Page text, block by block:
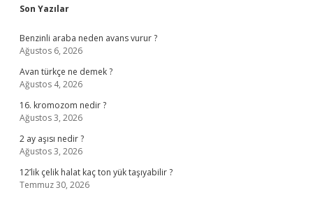
Sidebar
Son Yazılar
Benzinli araba neden avans vurur ?
Ağustos 6, 2026
Avan türkçe ne demek ?
Ağustos 4, 2026
16. kromozom nedir ?
Ağustos 3, 2026
2 ay aşısı nedir ?
Ağustos 3, 2026
12’lik çelik halat kaç ton yük taşıyabilir ?
Temmuz 30, 2026